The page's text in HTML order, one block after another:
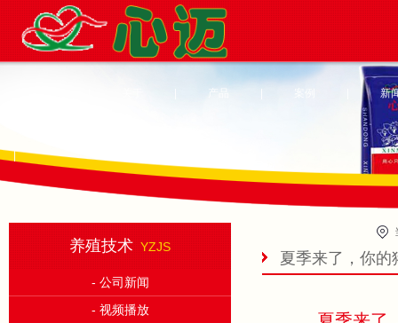
产品 新
|
养殖技术 YZJS
- 公司新闻
- 视频播放
夏季来了，你